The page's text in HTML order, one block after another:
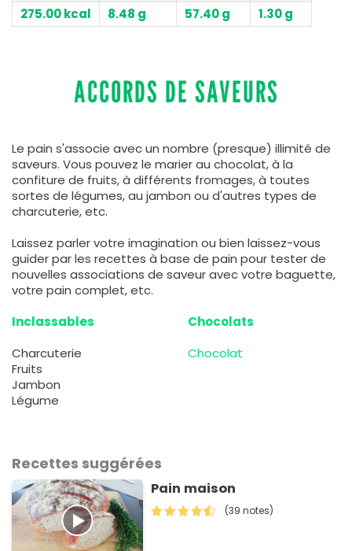
275.00 kcal 8.48 g 57.40 g 1.30 g
ACCORDS DE SAVEURS
Le pain s'associe avec un nombre (presque) illimité de
saveurs. Vous pouvez le marier au chocolat, à la
confiture de fruits, à différents fromages, à toutes
sortes de légumes, au jambon ou d'autres types de
charcuterie, etc.
Laissez parler votre imagination ou bien laissez-vous
guider par les recettes à base de pain pour tester de
nouvelles associations de saveur avec votre baguette,
votre pain complet, etc.
Inclassables
Charcuterie
Fruits
Jambon
Légume
Chocolats
Chocolat
Recettes suggérées
Pain maison
(39 notes)